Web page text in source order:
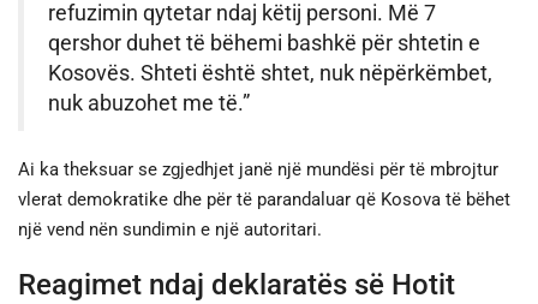
refuzimin qytetar ndaj këtij personi. Më 7
qershor duhet të bëhemi bashkë për shtetin e
Kosovës. Shteti është shtet, nuk nëpërkëmbet,
nuk abuzohet me të.”
Ai ka theksuar se zgjedhjet janë një mundësi për të mbrojtur
vlerat demokratike dhe për të parandaluar që Kosova të bëhet
një vend nën sundimin e një autoritari.
Reagimet ndaj deklaratës së Hotit